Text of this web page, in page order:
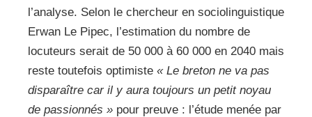
l’analyse. Selon le chercheur en sociolinguistique
Erwan Le Pipec, l’estimation du nombre de
locuteurs serait de 50 000 à 60 000 en 2040 mais
reste toutefois optimiste « Le breton ne va pas
disparaître car il y aura toujours un petit noyau
de passionnés » pour preuve : l’étude menée par